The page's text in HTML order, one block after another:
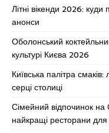
Літні вікенди 2026: куди
анонси
Оболонський
культурі Києва 2026
Київська палітра
серці столиці
Сімейний відпочинок на
найкращі ресторани